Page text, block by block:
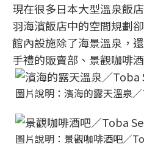
現在很多日本大型溫泉飯
羽海濱飯店中的空間規劃
館內設施除了海景溫泉，
手禮的販賣部、景觀咖啡
圖片說明：濱海的露天溫泉
圖片說明：景觀咖啡酒吧／